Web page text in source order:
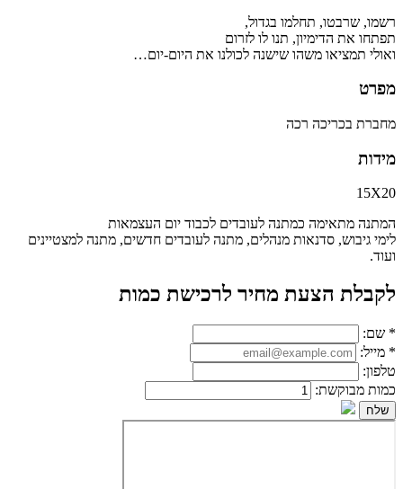
רשמו, שרבטו, תחלמו בגדול,
תפתחו את הדימיון, תנו לו לזרום
ואולי תמציאו משהו שישנה לכולנו את היום-יום…
מפרט
מחברת בכריכה רכה
מידות
15X20
המתנה מתאימה כמתנה לעובדים לכבוד יום העצמאות
לימי גיבוש, סדנאות מנהלים, מתנה לעובדים חדשים, מתנה למצטיינים
ועוד.
לקבלת הצעת מחיר לרכישת כמות
* שם:
* מייל:
טלפון:
כמות מבוקשת: